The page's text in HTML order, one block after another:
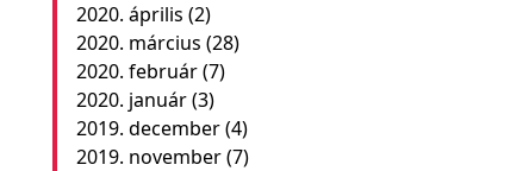
2020. április (2)
2020. március (28)
2020. február(7)
2020. január(3)
2019. december(4)
2019. november(7)